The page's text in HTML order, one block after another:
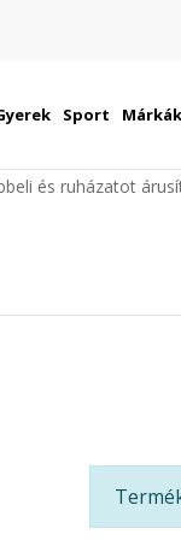
területén
Sport Márkák
és ruházatot